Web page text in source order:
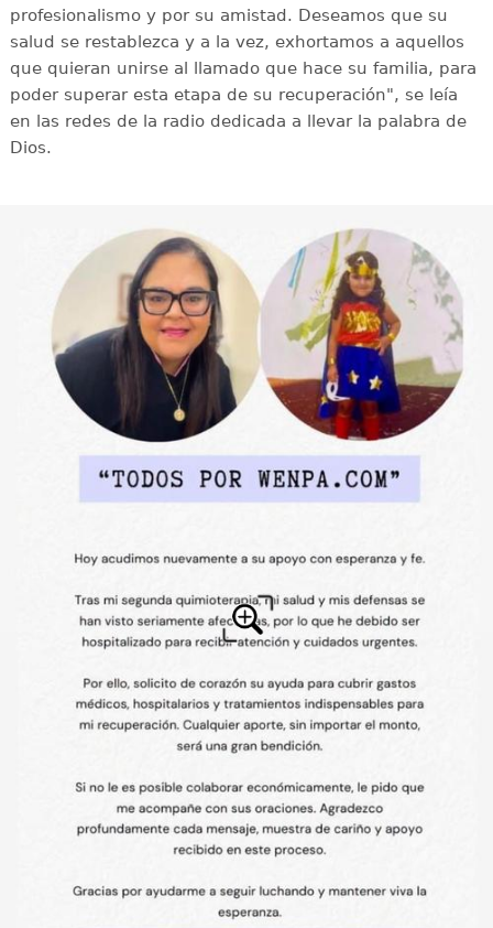
profesionalismo y por su amistad. Deseamos que su
salud se restablezca y a la vez, exhortamos a aquellos
que quieran unirse al llamado que hace su familia, para
poder superar esta etapa de su recuperación", se leía
en las redes de la radio dedicada a llevar la palabra de
Dios.